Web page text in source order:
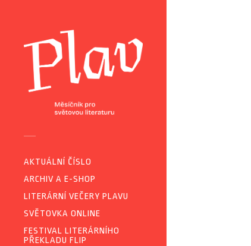
AKTUÁLNÍ ČÍSLO
ARCHIV A E-SHOP
LITERÁRNÍ VEČERY PLAVU
SVĚTOVKA ONLINE
FESTIVAL LITERÁRNÍHO
PŘEKLADU FLIP